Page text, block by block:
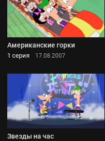
Американские горки
1 серия 17.08.2007
Звезды на час